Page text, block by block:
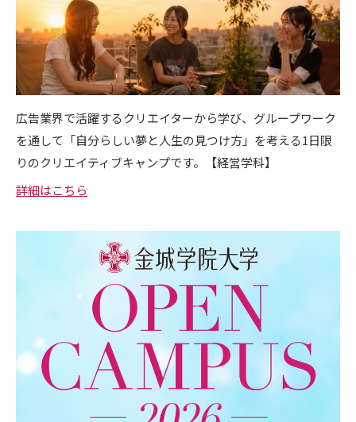
広告業界で活躍するクリエイターから学び、グループワーク
を通して「自分らしい夢と人生の見つけ方」を考える1日限
りのクリエイティブキャンプです。【経営学科】
詳細はこちら